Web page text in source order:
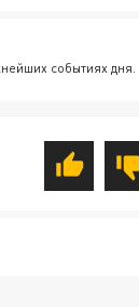
событиях дня.